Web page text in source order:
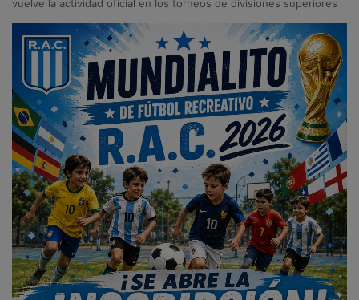
vuelve la actividad oficial en los torneos de divisiones superiores